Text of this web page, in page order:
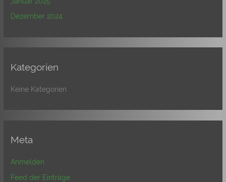
Dezember 2024
Kategorien
Keine Kategorien
Meta
Anmelden
Feed der Einträge